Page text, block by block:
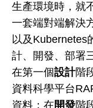
生產環境時，就
一套端對端解決
以及Kubernetes
計、開發、部署
在第一個設計階
資料科學平台
資料；在 開發階